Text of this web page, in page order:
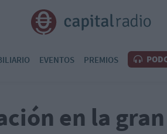
EVENTOS PREMIOS
en la